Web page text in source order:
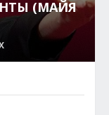
(МАЙЯ